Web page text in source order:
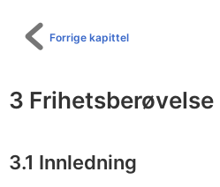
Forrige kapittel
3 Frihetsberøvelse
3.1 Innledning